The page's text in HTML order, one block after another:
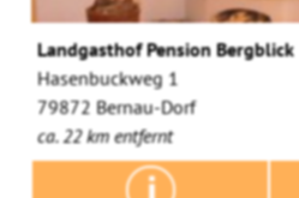
Landgasthof Pension Bergblick
Hasenbuckweg 1
79872 Bernau-Dorf
ca. 22 km entfernt